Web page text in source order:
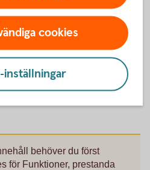
behöver du först
för Funktioner, prestanda
cookies
inställningar